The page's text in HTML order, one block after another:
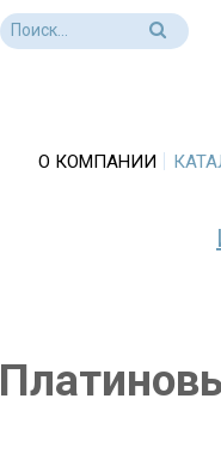
О КОМПАНИИ